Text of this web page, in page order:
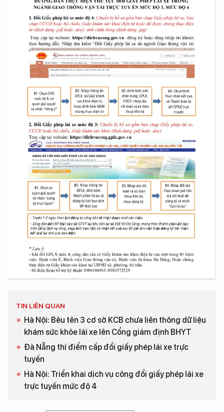
TIN LIÊN QUAN
Hà Nội: Bêu tên 3 cơ sở KCB chưa liên thông dữ liệu
khám sức khỏe lái xe lên Cổng giám định BHYT
Đà Nẵng thí điểm cấp đổi giấy phép lái xe trực
tuyến
Hà Nội: Triển khai dịch vụ công đổi giấy phép lái xe
trực tuyến mức độ 4